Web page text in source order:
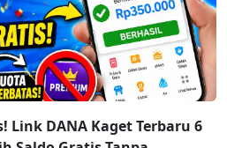
Link DANA Kaget Terbaru 6